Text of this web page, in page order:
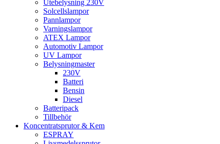
Utebelysning 230V
Solcellslampor
Pannlampor
Varningslampor
ATEX Lampor
Automotiv Lampor
UV Lampor
Belysningmaster
230V
Batteri
Bensin
Diesel
Batteripack
Tillbehör
Koncentratsprutor & Kem
ESPRAY